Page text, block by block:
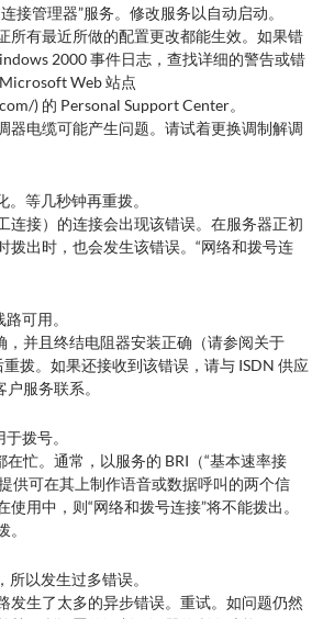
接管理器”服务。修改服务以自动启动。
所有最近所做的配置更改都能生效。如果错
2000 事件日志，查找详细的警告或错
Web 站点
) 的 Personal Support Center。
器电缆可能产生问题。请试着更换调制解调
等几秒钟再重拨。
连接）的连接会出现该错误。在服务器正初
拨出时，也会发生该错误。“网络和拨号连
可用。
，并且终结电阻器安装正确（请参阅关于
拨。如果还接收到该错误，请与 ISDN 供应
服务联系。
拨号。
在忙。通常，以服务的 BRI（“基本速率接
供可在其上制作语音或数据呼叫的两个信
用中，则“网络和拨号连接”将不能拨出。
以发生过多错误。
发生了太多的异步错误。重试。如问题仍然